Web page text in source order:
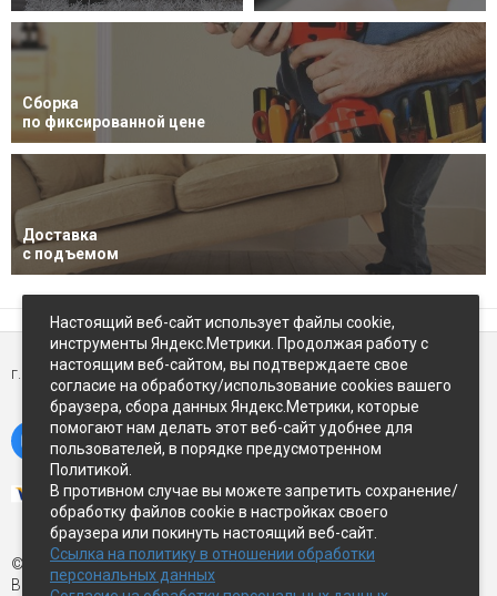
Сборка
по фиксированной цене
Доставка
с подъемом
г. Петропавловск-Камчатский,ул Восточное-шоссе, д.5
© Экспострой, 2026 г.
Все права защищены
Настоящий веб-сайт использует файлы cookie,
инструменты Яндекс.Метрики. Продолжая работу с
настоящим веб-сайтом, вы подтверждаете свое
согласие на обработку/использование cookies вашего
браузера, сбора данных Яндекс.Метрики, которые
помогают нам делать этот веб-сайт удобнее для
пользователей, в порядке предусмотренном
Политикой.
В противном случае вы можете запретить сохранение/
обработку файлов cookie в настройках своего
браузера или покинуть настоящий веб-сайт.
Ссылка на политику в отношении обработки
персональных данных